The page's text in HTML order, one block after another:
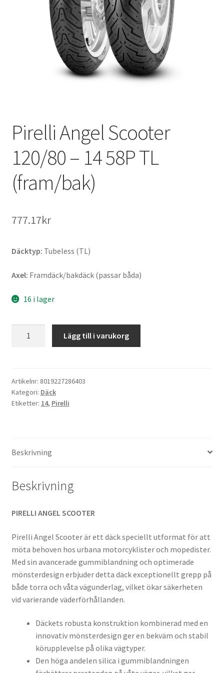
Pirelli Angel Scooter
120/80 – 14 58P TL
(fram/bak)
777.17kr
Däcktyp: Tubeless (TL)
Axel: Framdäck/bakdäck (passar båda)
16 i lager
-
14
58P
Lägg till i varukorg
Artikelnr: 8019227286403
Kategori: Däck
Etiketter: 14, Pirelli
Beskrivning
Beskrivning
PIRELLI ANGEL SCOOTER
Pirelli Angel Scooter är ett däck speciellt utformat för att
möta behoven hos urbana motorcyklister och mopedister.
Med sin avancerade gummiblandning och optimerade
mönsterdesign erbjuder detta däck exceptionellt grepp på
både torra och våta vägunderlag, vilket ökar säkerheten
vid varierande väderförhållanden.
Däckets robusta konstruktion kombinerad med en
innovativ mönsterdesign ger en bekväm och stabil
körupplevelse på olika vägtyper.
Den höga andelen silica i gummiblandningen